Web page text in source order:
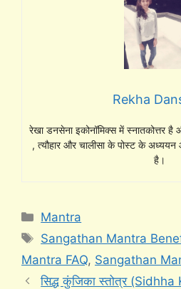
Rekha
रेखा डनसेना इकोनॉमिक्स में
, त्यौहार और चालीसा के पोस्ट के
है।
Categories
Mantra
Tags
Sangathan Mantra
Mantra FAQ, Sangathan
सिद्ध कुंजिका स्तोत्र